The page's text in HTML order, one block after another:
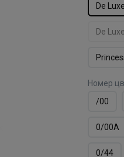
De Luxe
De
Номер
/00
0/00А
0/44